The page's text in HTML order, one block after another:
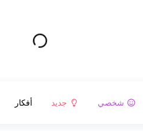
شخصي جديد أفكار